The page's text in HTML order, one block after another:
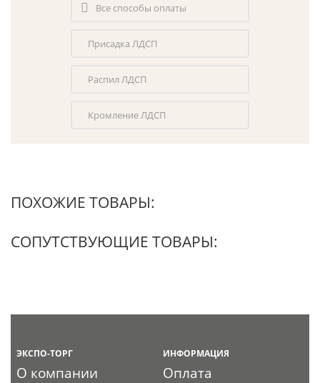
Все способы оплаты
Присадка ЛДСП
Распил ЛДСП
Кромление ЛДСП
ПОХОЖИЕ ТОВАРЫ:
СОПУТСТВУЮЩИЕ ТОВАРЫ:
ЭКСПО-ТОРГ
О компании
ИНФОРМАЦИЯ
Оплата